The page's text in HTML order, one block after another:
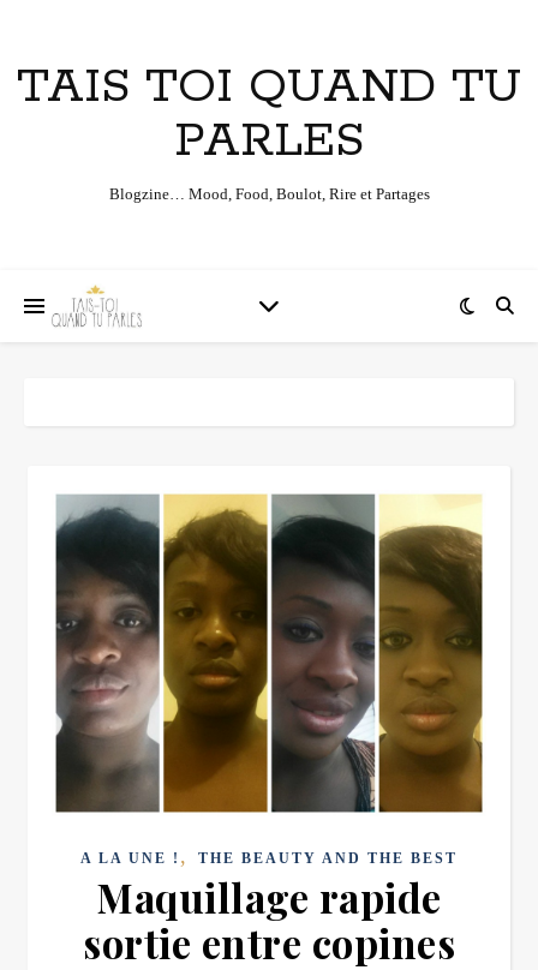
TAIS TOI QUAND TU
PARLES
Blogzine… Mood, Food, Boulot, Rire et Partages
A LA UNE ! , THE BEAUTY AND THE BEST
Maquillage rapide
sortie entre copines